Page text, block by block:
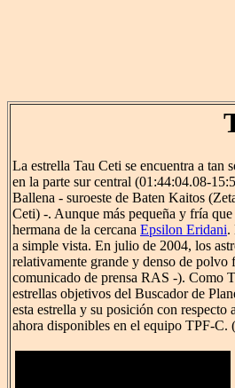
La estrella Tau Ceti se encuentra a tan
en la parte sur central (01:44:04.08-
Ballena - suroeste de Baten Kaitos
Ceti) -. Aunque más pequeña y fría
hermana de la cercana Epsilon Eridani.
a simple vista. En julio de 2004, los
relativamente grande y denso de polvo
comunicado de prensa RAS -). Como
estrellas objetivos del Buscador de
esta estrella y su posición con
ahora disponibles en el equipo TPF-C.